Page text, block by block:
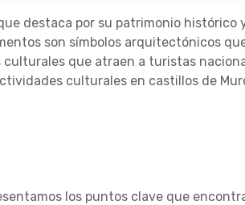
destaca por su patrimonio
son símbolos arquitectónicos
que atraen a turistas
culturales en castillos de
los puntos clave que